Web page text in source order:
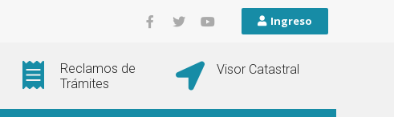
Ingreso
Reclamos de
Trámites
Visor Catastral